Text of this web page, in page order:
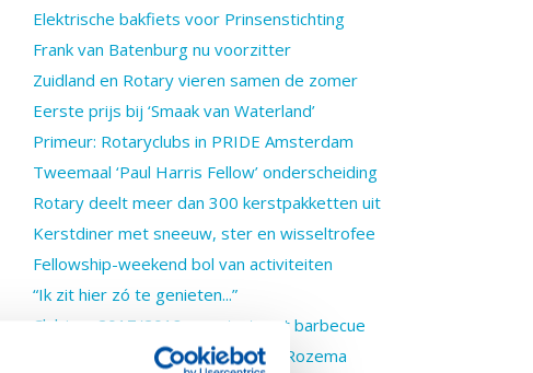
Elektrische bakfiets voor Prinsenstichting
Frank van Batenburg nu voorzitter
Zuidland en Rotary vieren samen de zomer
Eerste prijs bij ‘Smaak van Waterland’
Primeur: Rotaryclubs in PRIDE Amsterdam
Tweemaal ‘Paul Harris Fellow’ onderscheiding
Rotary deelt meer dan 300 kerstpakketten uit
Kerstdiner met sneeuw, ster en wisseltrofee
Fellowship-weekend bol van activiteiten
“Ik zit hier zó te genieten...”
Clubjaar 2017/2018 van start met barbecue
Voorzitters-hamer voor Suzanne Rozema